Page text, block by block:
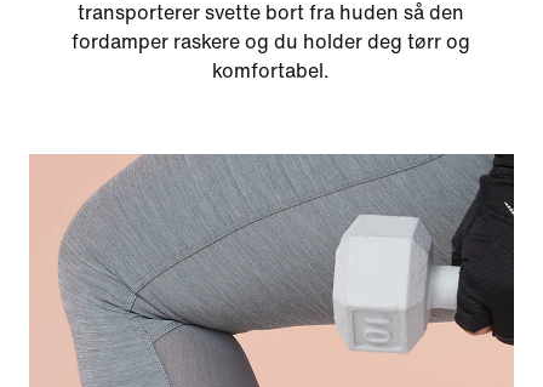
transporterer svette bort fra huden så den
fordamper raskere og du holder deg tørr og
komfortabel.